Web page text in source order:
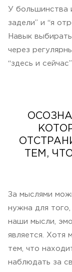
У большинства
задели” и “я
Навык
через
“здесь и сейчас”.
ТЕМ,
За мыслями
нужна для
наши мысли,
является. Хотя
тем, что
наблюдать за